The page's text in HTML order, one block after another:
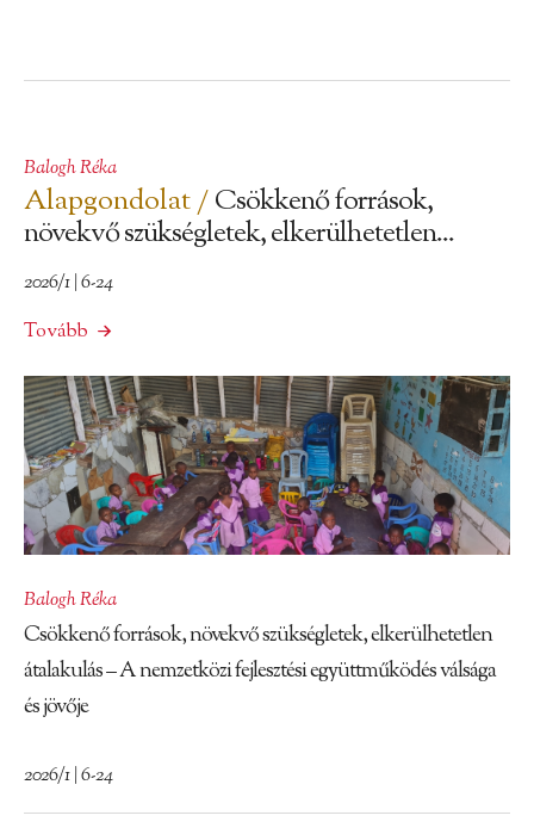
Balogh Réka
Alapgondolat /Csökkenő források,
növekvő szükségletek, elkerülhetetlen...
2026/1 | 6-24
Tovább
Balogh Réka
Csökkenő források, növekvő szükségletek, elkerülhetetlen
átalakulás – A nemzetközi fejlesztési együttműködés válsága
és jövője
2026/1 | 6-24